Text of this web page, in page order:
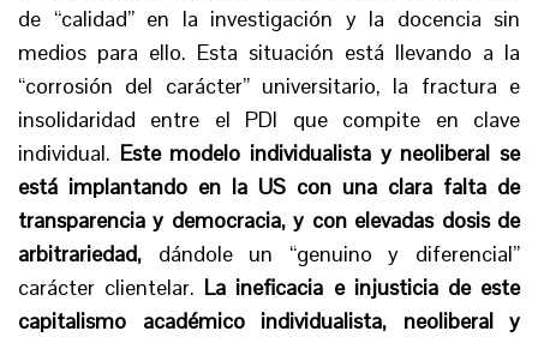
de “calidad” en la investigación y la docencia sin
medios para ello. Esta situación está llevando a la
“corrosión del carácter” universitario, la fractura e
insolidaridad entre el PDI que compite en clave
individual. Este modelo individualista y neoliberal se
está implantando en la US con una clara falta de
transparencia y democracia, y con elevadas dosis de
arbitrariedad, dándole un “genuino y diferencial”
carácter clientelar. La ineficacia e injusticia de este
capitalismo académico individualista, neoliberal y